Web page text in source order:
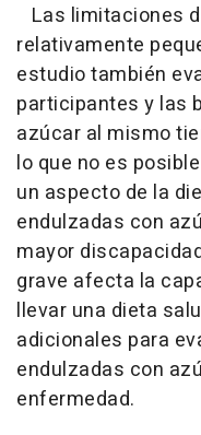
Las limitaciones
relativamente
estudio también
participantes y las
azúcar al mismo
lo que no es
un aspecto de la
endulzadas con
mayor
grave afecta la
llevar una dieta
adicionales para
endulzadas con
enfermedad.